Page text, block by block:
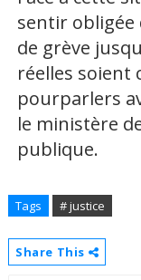
sentir obligée
de grève
réelles soient
pourparlers
le ministère
publique.
Tags # justice
Share This